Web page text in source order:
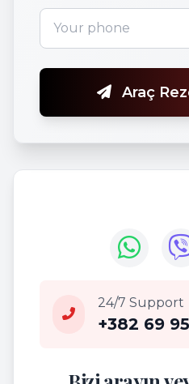
Araç
24/7 Support
+382 69